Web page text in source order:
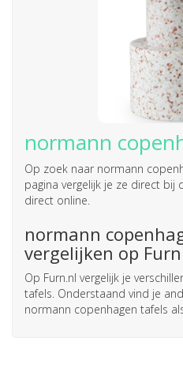
normann
Op zoek naar normann
pagina vergelijk je ze direct bij
direct online.
normann
vergelijken op
Op Furn.nl vergelijk je
tafels. Onderstaand vind je
normann copenhagen tafels